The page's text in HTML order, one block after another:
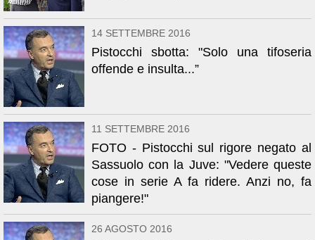
14 SETTEMBRE 2016
Pistocchi sbotta: "Solo una tifoseria
offende e insulta...”
11 SETTEMBRE 2016
FOTO - Pistocchi sul rigore negato al
Sassuolo con la Juve: "Vedere queste
cose in serie A fa ridere. Anzi no, fa
piangere!"
26 AGOSTO 2016